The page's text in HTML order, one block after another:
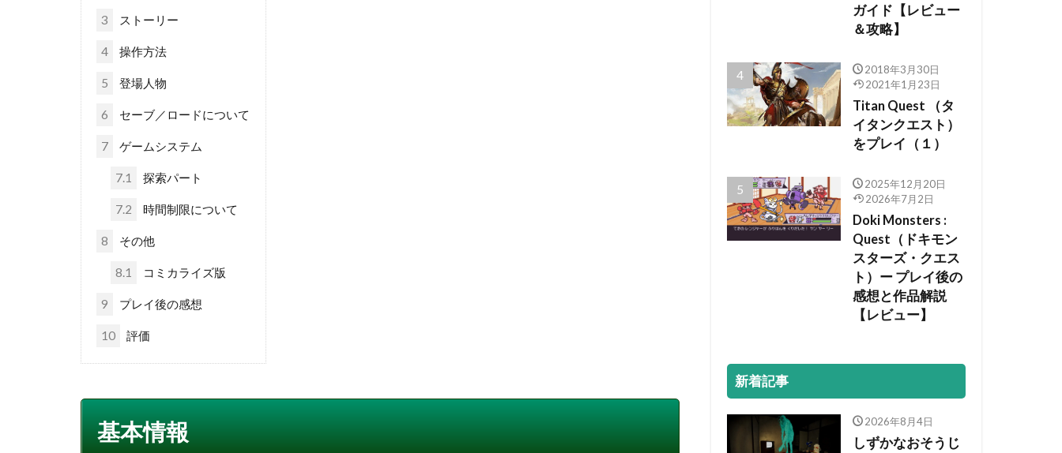
3 ストーリー
4 操作方法
5 登場人物
6 セーブ／ロードについて
7 ゲームシステム
7.1 探索パート
7.2 時間制限について
8 その他
8.1 コミカライズ版
9 プレイ後の感想
10 評価
基本情報
ガイド【レビュー
＆攻略】
2018年3月30日
2021年1月23日
Titan Quest （タ
イタンクエスト）
をプレイ（１）
2025年12月20日
2026年7月2日
Doki Monsters :
Quest（ドキモン
スターズ・クエス
ト）ー プレイ後の
感想と作品解説
【レビュー】
新着記事
2026年8月4日
しずかなおそうじ